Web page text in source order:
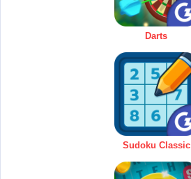
Darts
Sudoku Classic